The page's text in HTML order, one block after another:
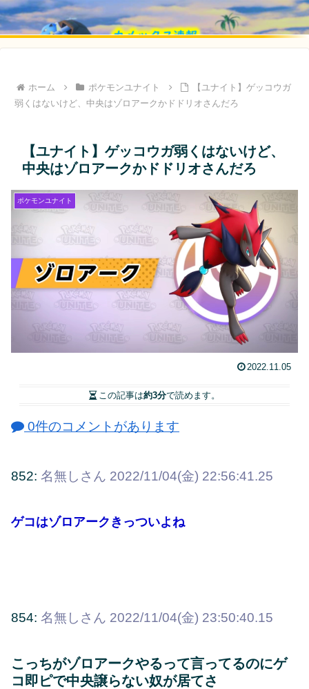
ホーム ポケモンユナイト
【ユナイト】ゲッコウガ
弱くはないけど、中央はゾロアークかドドリオさんだろ
【ユナイト】ゲッコウガ弱くはないけど、
中央はゾロアークかドドリオさんだろ
ポケモンユナイト
2022.11.05
この記事は約3分で読めます。
0件のコメントがあります
852: 名無しさん 2022/11/04(金) 22:56:41.25
ゲコはゾロアークきっついよね
854: 名無しさん 2022/11/04(金) 23:50:40.15
こっちがゾロアークやるって言ってるのにゲ
コ即ピで中央譲らない奴が居てさ